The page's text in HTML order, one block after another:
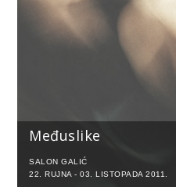
Međuslike
SALON GALIĆ
22. RUJNA - 03. LISTOPADA 2011.